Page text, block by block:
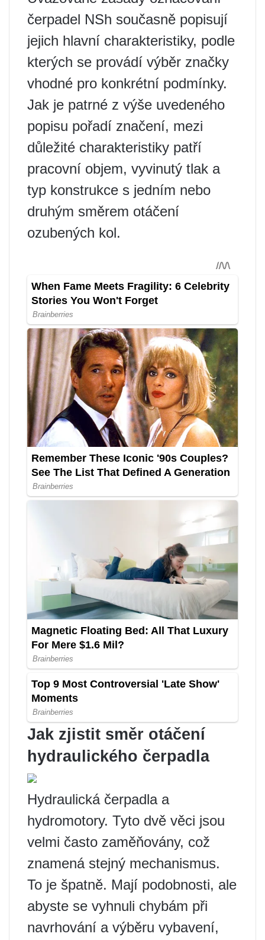
čerpadel NSh současně popisují
jejich hlavní charakteristiky, podle
kterých se provádí výběr značky
vhodné pro konkrétní podmínky.
Jak je patrné z výše uvedeného
popisu pořadí značení, mezi
důležité charakteristiky patří
pracovní objem, vyvinutý tlak a
typ konstrukce s jedním nebo
druhým směrem otáčení
ozubených kol.
Jak zjistit směr otáčení
hydraulického čerpadla
Hydraulická čerpadla a
hydromotory. Tyto dvě věci jsou
velmi často zaměňovány, což
znamená stejný mechanismus.
To je špatně. Mají podobnosti, ale
abyste se vyhnuli chybám při
navrhování a výběru vybavení,